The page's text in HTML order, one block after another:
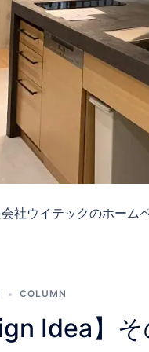
社ウイテックのホーム
COLUMN
Idea】